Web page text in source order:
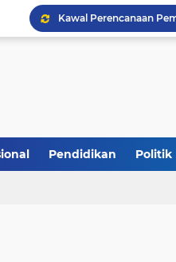
Sinergi Fiskal Moneter:
Pendidikan Politik